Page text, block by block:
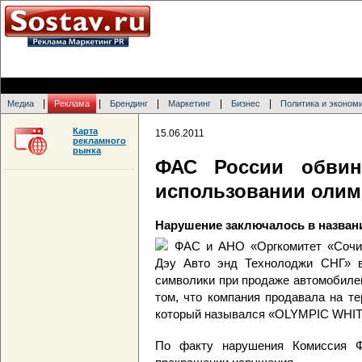
Медиа Реклама Брендинг Маркетинг Бизнес Политика и
15.06.2011
ФАС России
использовании
Нарушение заключалось в
ФАС и АНО «Оргкомитет
Дэу Авто энд Технолоджи СНГ» в
символики при продаже
том, что компания продавала на
который назывался «OLYMPIC
По факту нарушения Комиссия
Карта
рекламного
рынка